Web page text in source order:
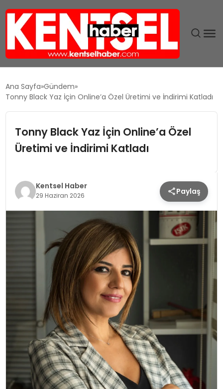
EKONOMI
TEKNOLOJI
MAGAZIN
KÜLTÜR & SANAT
Ana Sayfa Gündem
Tonny Black Yaz İçin Online’a Özel Üretimi ve İndirimi Katladı
Tonny Black Yaz İçin Online’a Özel
Üretimi ve İndirimi Katladı
Kentsel Haber
29 Haziran 2026 Paylaş